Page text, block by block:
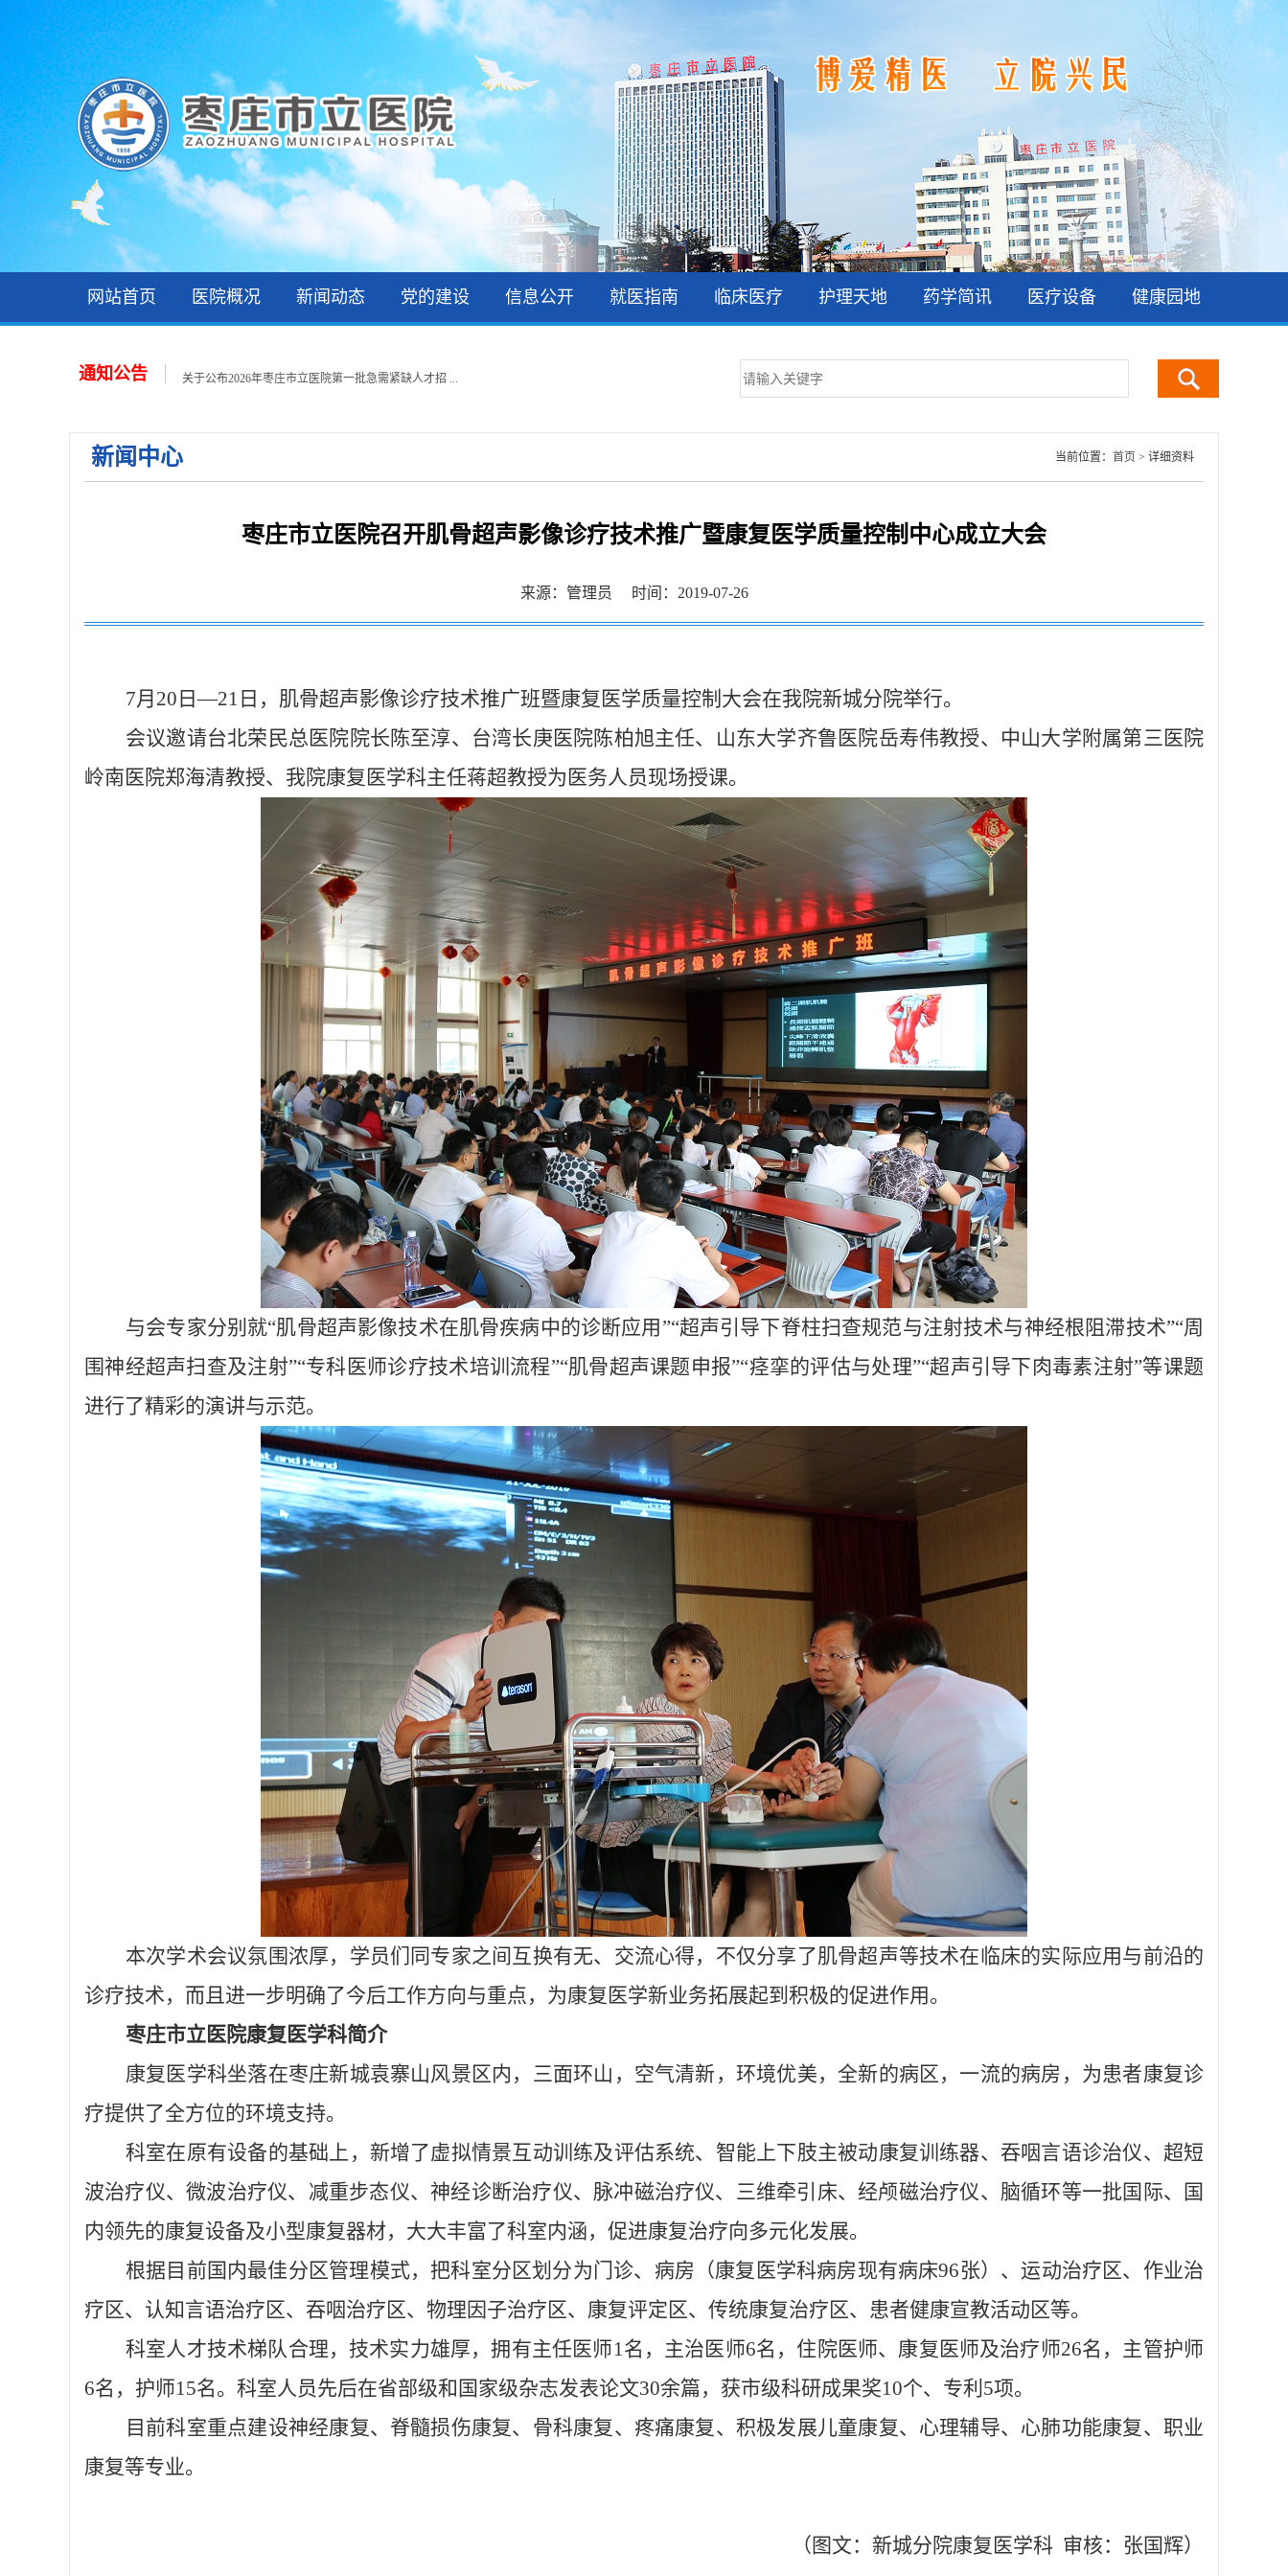
网站首页 医院概况 新闻动态 党的建设 信息公开 就医指南 临床医疗 护理天地 药学简讯 医疗设备 健康园地
通知公告 关于公布2026年枣庄市立医院第一批急需紧缺人才招 ...
关于公布2026年枣庄市立医院第一批急需紧缺人才招 ...
2026年枣庄市立医院住院医师规范化培训学员招收简 ...
关于公布2026年枣庄市立医院第一批急需紧缺人才招 ...
新闻中心 当前位置： 首页 > 详细资料
枣庄市立医院召开肌骨超声影像诊疗技术推广暨康复医学质量控制中心成立大会
来源：管理员 时间：2019-07-26
7月20日—21日，肌骨超声影像诊疗技术推广班暨康复医学质量控制大会在我院新城分院举行。
会议邀请台北荣民总医院院长陈至淳、台湾长庚医院陈柏旭主任、山东大学齐鲁医院岳寿伟教授、中山大学附属第三医院
岭南医院郑海清教授、 我院康复医学科主任蒋超教授为医务人员现场授课。
与会专家分别就“肌骨超声影像技术在肌骨疾病中的诊断应用 ”“超声引导下脊柱扫查规范与注射技术与神经根阻滞技术”“周
围神经超声扫查及注射”“专科医师诊疗技术培训流程”“肌骨超声课题申报”“痉挛的评估与处理”“超声引导下肉毒素注射”等课题
进行了精彩的演讲与示范。
本次学术会议氛围浓厚，学员们同专家之间互换有无、交流心得，不仅分享了肌骨超声等技术在临床的实际应用与前沿的
诊疗技术，而且进一步明确了今后工作方向与重点，为康复医学新业务拓展起到积极的促进作用。
枣庄市立医院康复医学科简介
康复医学科坐落在枣庄新城袁寨山风景区内，三面环山，空气清新，环境优美，全新的病区，一流的病房，为患者康复诊
疗提供了全方位的环境支持。
科室在原有设备的基础上，新增了虚拟情景互动训练及评估系统、智能上下肢主被动康复训练器、吞咽言语诊治仪、超短
波治疗仪、微波治疗仪、减重步态仪、神经诊断治疗仪、脉冲磁治疗仪、三维牵引床、经颅磁治疗仪、脑循环等一批国际、国
内领先的康复设备及小型康复器材，大大丰富了科室内涵，促进康复治疗向多元化发展。
根据目前国内最佳分区管理模式，把科室分区划分为门诊、病房（康复医学科病房现有病床96张）、运动治疗区、作业治
疗区、认知言语治疗区、吞咽治疗区、物理因子治疗区、康复评定区、传统康复治疗区、患者健康宣教活动区等。
科室人才技术梯队合理，技术实力雄厚，拥有主任医师1名，主治医师6名，住院医师、康复医师及治疗师26名，主管护师
6名，护师15名。科室人员先后在省部级和国家级杂志发表论文30余篇，获市级科研成果奖10个、专利5项。
目前科室重点建设神经康复、脊髓损伤康复、骨科康复、疼痛康复、积极发展儿童康复、心理辅导、心肺功能康复、职业
康复等专业。
（图文：新城分院康复医学科 审核：张国辉）